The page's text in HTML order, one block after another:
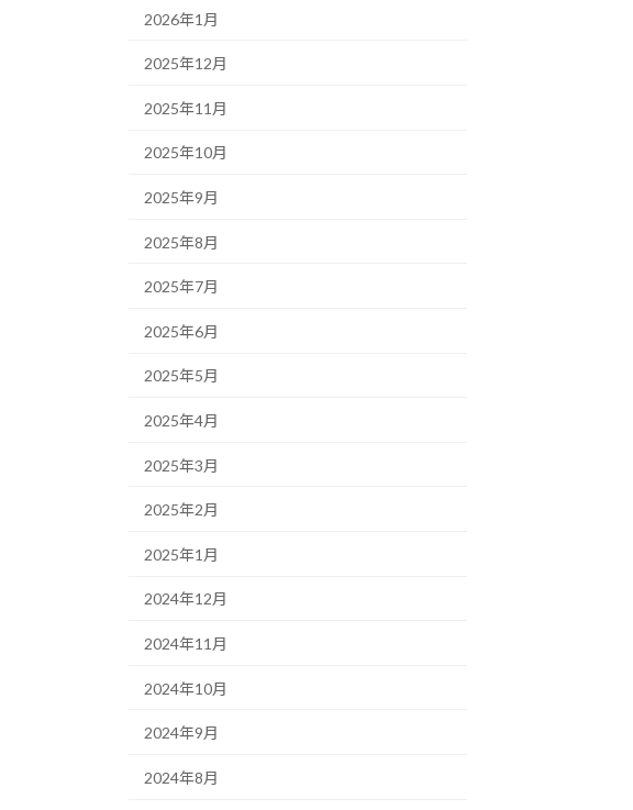
2026年1月
2025年12月
2025年11月
2025年10月
2025年9月
2025年8月
2025年7月
2025年6月
2025年5月
2025年4月
2025年3月
2025年2月
2025年1月
2024年12月
2024年11月
2024年10月
2024年9月
2024年8月